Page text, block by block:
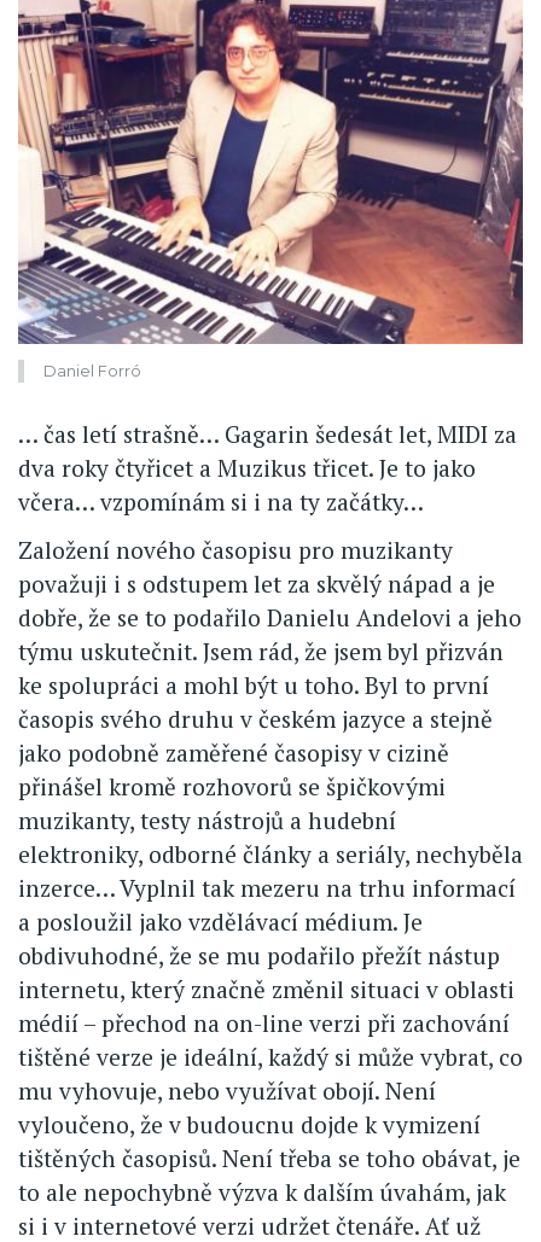
Daniel Forró
… čas letí strašně… Gagarin šedesát let, MIDI za
dva roky čtyřicet a Muzikus třicet. Je to jako
včera… vzpomínám si i na ty začátky…
Založení nového časopisu pro muzikanty
považuji i s odstupem let za skvělý nápad a je
dobře, že se to podařilo Danielu Andelovi a jeho
týmu uskutečnit. Jsem rád, že jsem byl přizván
ke spolupráci a mohl být u toho. Byl to první
časopis svého druhu v českém jazyce a stejně
jako podobně zaměřené časopisy v cizině
přinášel kromě rozhovorů se špičkovými
muzikanty, testy nástrojů a hudební
elektroniky, odborné články a seriály, nechyběla
inzerce… Vyplnil tak mezeru na trhu informací
a posloužil jako vzdělávací médium. Je
obdivuhodné, že se mu podařilo přežít nástup
internetu, který značně změnil situaci v oblasti
médií – přechod na on-line verzi při zachování
tištěné verze je ideální, každý si může vybrat, co
mu vyhovuje, nebo využívat obojí. Není
vyloučeno, že v budoucnu dojde k vymizení
tištěných časopisů. Není třeba se toho obávat, je
to ale nepochybně výzva k dalším úvahám, jak
si i v internetové verzi udržet čtenáře. Ať už